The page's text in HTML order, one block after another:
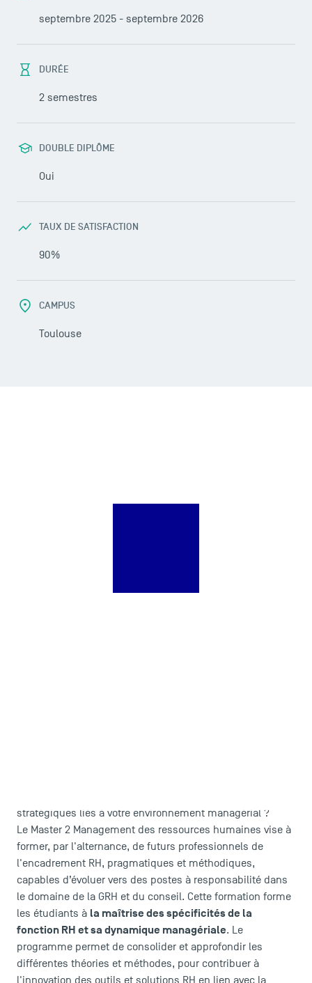
Accréditations
septembre 2025 - septembre 2026
DURÉE
2 semestres
DOUBLE DIPLÔME
Oui
TAUX DE SATISFACTION
90%
CAMPUS
Toulouse
stratégiques liés à votre environnement managérial ?
Le Master 2 Management des ressources humaines vise à
former, par l'alternance, de futurs professionnels de
l'encadrement RH, pragmatiques et méthodiques,
capables d’évoluer vers des postes à responsabilité dans
le domaine de la GRH et du conseil. Cette formation forme
les étudiants à la maîtrise des spécificités de la
fonction RH et sa dynamique managériale. Le
programme permet de consolider et approfondir les
différentes théories et méthodes, pour contribuer à
l'innovation des outils et solutions RH en lien avec la